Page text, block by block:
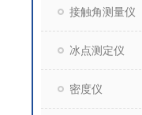
接触角测量仪
冰点测定仪
密度仪